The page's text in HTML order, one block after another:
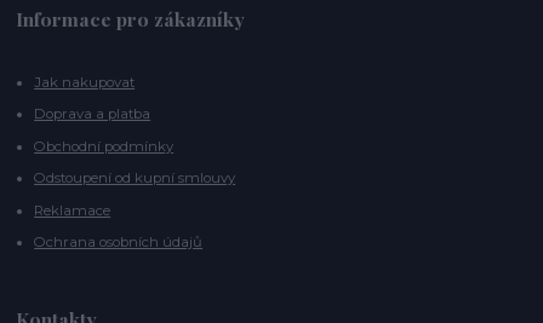
Informace pro zákazníky
Jak nakupovat
Doprava a platba
Obchodní podmínky
Odstoupení od kupní smlouvy
Reklamace
Ochrana osobních údajů